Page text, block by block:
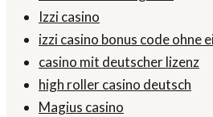
Izzi casino
izzi casino bonus code ohne
casino mit deutscher lizenz
high roller casino deutsch
Magius casino